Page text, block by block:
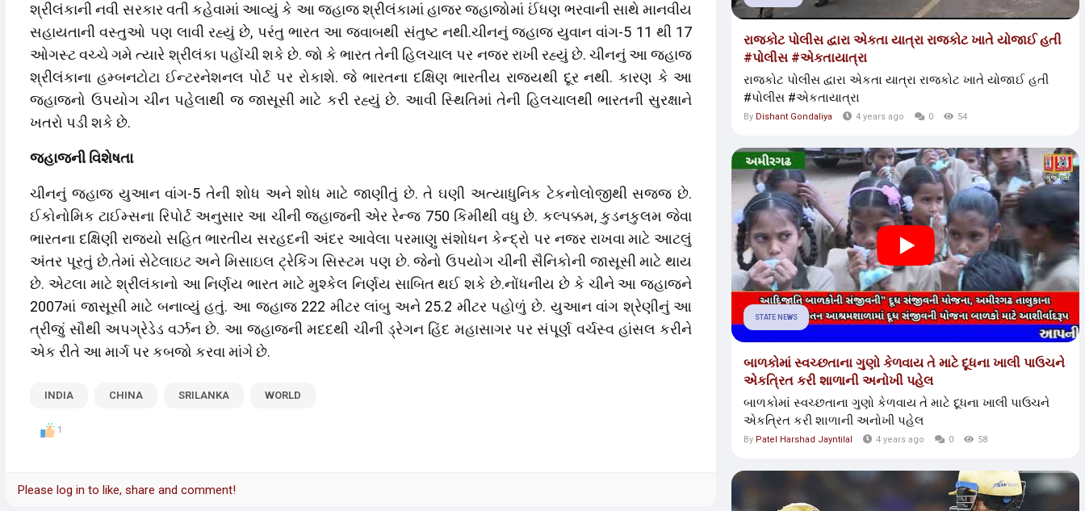
શ્રીલંકાની નવી સરકાર વતી કહેવામાં આવ્યું કે આ જહાજ શ્રીલંકામાં હાજર જહાજોમાં ઈંધણ ભરવાની સાથે માનવીય
સહાયતાની વસ્તુઓ પણ લાવી રહ્યું છે, પરંતુ ભારત આ જવાબથી સંતુષ્ટ નથી.ચીનનું જહાજ યુવાન વાંગ-5 11 થી 17
ઓગસ્ટ વચ્ચે ગમે ત્યારે શ્રીલંકા પહોંચી શકે છે. જો કે ભારત તેની હિલચાલ પર નજર રાખી રહ્યું છે. ચીનનું આ જહાજ
શ્રીલંકાના હમ્બનટોટા ઈન્ટરનેશનલ પોર્ટ પર રોકાશે. જે ભારતના દક્ષિણ ભારતીય રાજ્યથી દૂર નથી. કારણ કે આ
જહાજનો ઉપયોગ ચીન પહેલાથી જ જાસૂસી માટે કરી રહ્યું છે. આવી સ્થિતિમાં તેની હિલચાલથી ભારતની સુરક્ષાને
ખતરો પડી શકે છે.
જહાજની વિશેષતા
ચીનનું જહાજ યુઆન વાંગ-5 તેની શોધ અને શોધ માટે જાણીતું છે. તે ઘણી અત્યાધુનિક ટેકનોલોજીથી સજ્જ છે.
ઈકોનોમિક ટાઈમ્સના રિપોર્ટ અનુસાર આ ચીની જહાજની એર રેન્જ 750 કિમીથી વધુ છે. કલ્પક્કમ, કુડનકુલમ જેવા
ભારતના દક્ષિણી રાજ્યો સહિત ભારતીય સરહદની અંદર આવેલા પરમાણુ સંશોધન કેન્દ્રો પર નજર રાખવા માટે આટલું
અંતર પૂરતું છે.તેમાં સેટેલાઇટ અને મિસાઇલ ટ્રેકિંગ સિસ્ટમ પણ છે. જેનો ઉપયોગ ચીની સૈનિકોની જાસૂસી માટે થાય
છે. એટલા માટે શ્રીલંકાનો આ નિર્ણય ભારત માટે મુશ્કેલ નિર્ણય સાબિત થઈ શકે છે.નોંધનીય છે કે ચીને આ જહાજને
2007માં જાસૂસી માટે બનાવ્યું હતું. આ જહાજ 222 મીટર લાંબુ અને 25.2 મીટર પહોળું છે. યુઆન વાંગ શ્રેણીનું આ
ત્રીજું સૌથી અપગ્રેડેડ વર્ઝન છે. આ જહાજની મદદથી ચીની ડ્રેગન હિંદ મહાસાગર પર સંપૂર્ણ વર્ચસ્વ હાંસલ કરીને
એક રીતે આ માર્ગ પર કબજો કરવા માંગે છે.
INDIA CHINA SRILANKA WORLD
1
Please log in to like, share and comment!
રાજકોટ પોલીસ દ્વારા એકતા યાત્રા રાજકોટ ખાતે યોજાઈ હતી
#પોલીસ #એકતાયાત્રા
રાજકોટ પોલીસ દ્વારા એકતા યાત્રા રાજકોટ ખાતે યોજાઈ હતી
#પોલીસ #એકતાયાત્રા
By Dishant Gondaliya 4 years ago 0 54
STATE NEWS
બાળકોમાં સ્વચ્છતાના ગુણો કેળવાય તે માટે દૂધના ખાલી પાઉચને
એકત્રિત કરી શાળાની અનોખી પહેલ
બાળકોમાં સ્વચ્છતાના ગુણો કેળવાય તે માટે દૂધના ખાલી પાઉચને
એકત્રિત કરી શાળાની અનોખી પહેલ
By Patel Harshad Jayntilal 4 years ago 0 58